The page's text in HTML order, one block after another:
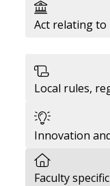
Act relating to
Local rules,
Innovation
Faculty